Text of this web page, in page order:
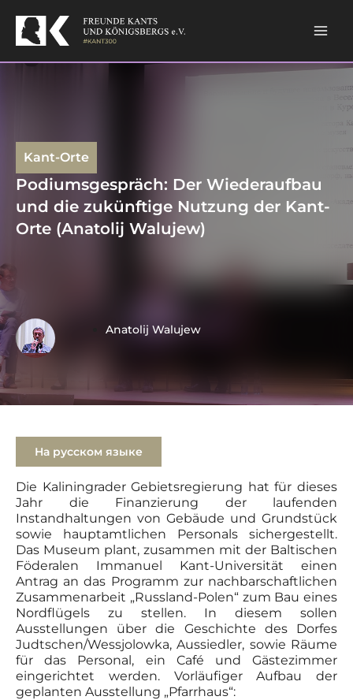
content
Kant-Orte
Podiumsgespräch: Der Wiederaufbau
und die zukünftige Nutzung der Kant-
Orte (Anatolij Walujew)
Anatolij Walujew
На русском языке
Die Kaliningrader Gebietsregierung hat für dieses
Jahr die Finanzierung der laufenden
Instandhaltungen von Gebäude und Grundstück
sowie hauptamtlichen Personals sichergestellt.
Das Museum plant, zusammen mit der Baltischen
Föderalen Immanuel Kant-Universität einen
Antrag an das Programm zur nachbarschaftlichen
Zusammenarbeit „Russland-Polen“ zum Bau eines
Nordflügels zu stellen. In diesem sollen
Ausstellungen über die Geschichte des Dorfes
Judtschen/Wessjolowka, Aussiedler, sowie Räume
für das Personal, ein Café und Gästezimmer
eingerichtet werden. Vorläufiger Aufbau der
geplanten Ausstellung „Pfarrhaus“: